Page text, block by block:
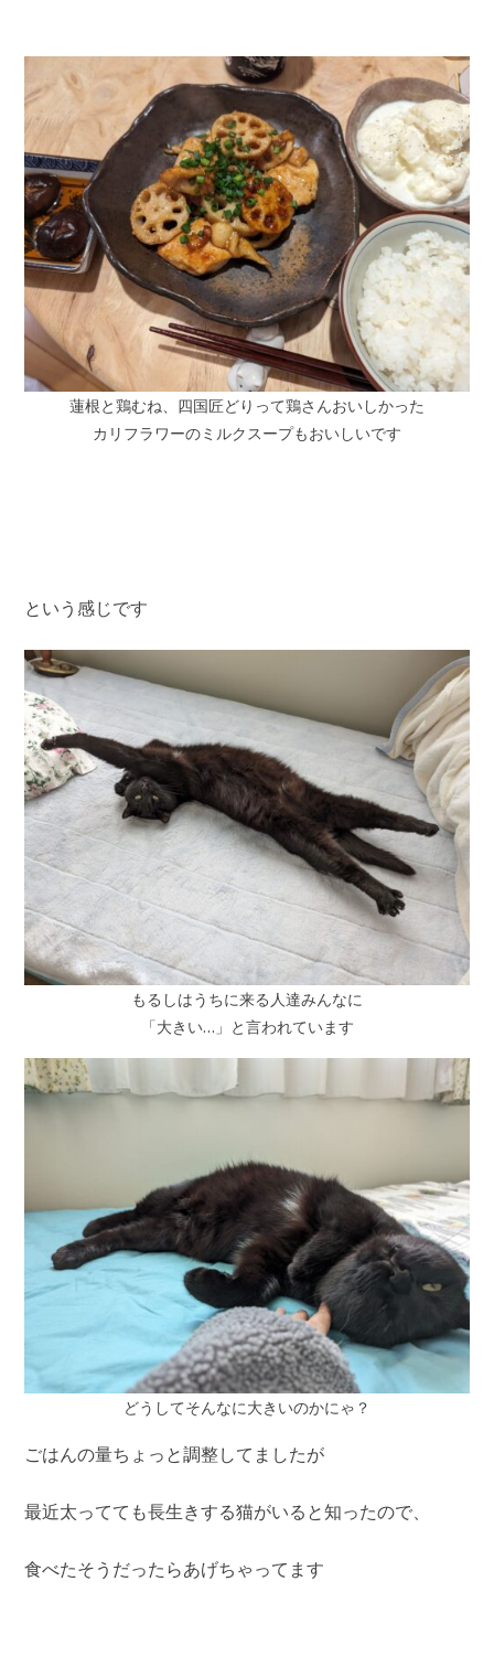
蓮根と鶏むね、四国匠どりって鶏さんおいしかった
カリフラワーのミルクスープもおいしいです
という感じです
もるしはうちに来る人達みんなに
「大きい…」と言われています
どうしてそんなに大きいのかにゃ？
ごはんの量ちょっと調整してましたが
最近太ってても長生きする猫がいると知ったので、
食べたそうだったらあげちゃってます